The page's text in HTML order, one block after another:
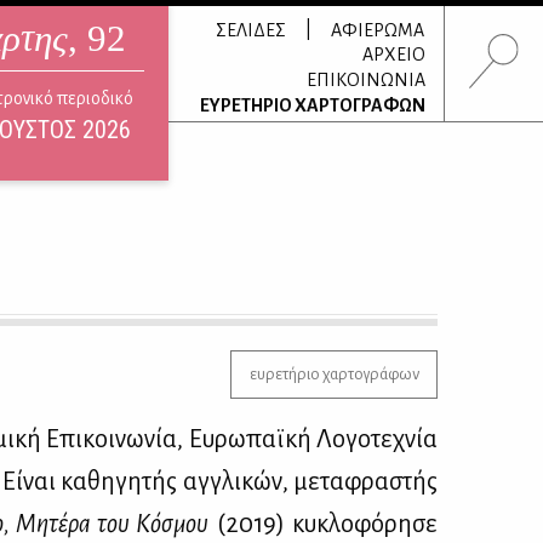
, 92
περιοδικό
2026
ΣΕΛΙΔΕΣ
ΑΦΙΕΡΩΜΑ
ΑΡΧΕΙΟ
ΕΠΙΚΟΙΝΩΝΙΑ
ΕΥΡΕΤΗΡΙΟ ΧΑΡΤΟΓΡΑΦΩΝ
ευρετήριο χαρτογράφων
Επι­κοι­νω­νία, Ευ­ρω­παϊ­κή Λο­γο­τε­χνία
κα­θη­γη­τής αγ­γλι­κών, με­τα­φρα­στής
Μη­τέ­ρα του Κό­σμου (2019) κυ­κλο­φό­ρη­σε